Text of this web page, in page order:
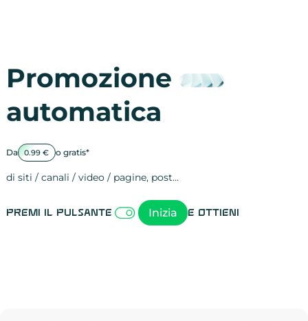
Promozione
automatica
Da 0.99 € o gratis*
di siti / canali / video / pagine, post…
Premi il pulsante Inizia e ottieni